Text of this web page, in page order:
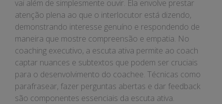
vai além de simplesmente ouvir. Ela envolve prestar
atenção plena ao que o interlocutor está dizendo,
demonstrando interesse genuíno e respondendo de
maneira que mostre compreensão e empatia. No
coaching executivo, a escuta ativa permite ao coach
captar nuances e subtextos que podem ser cruciais
para o desenvolvimento do coachee. Técnicas como
parafrasear, fazer perguntas abertas e dar feedback
são componentes essenciais da escuta ativa.